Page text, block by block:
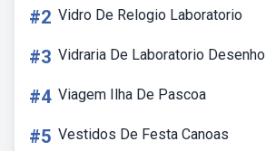
#2 Vidro De Relogio Laboratorio
#3 Vidraria De Laboratorio Desenho
#4 Viagem Ilha De Pascoa
#5 Vestidos De Festa Canoas